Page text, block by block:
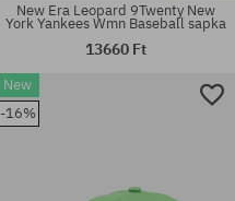
univerzális méret
New Era Leopard 9Twenty New
York Yankees Wmn Baseball sapka
13660 Ft
New
-16%